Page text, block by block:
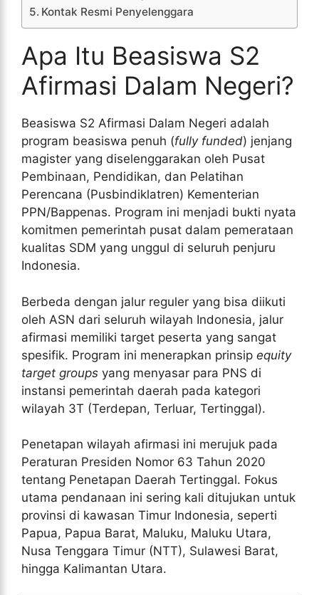
Kontak Resmi Penyelenggara
Apa Itu Beasiswa S2
Afirmasi Dalam Negeri?
Beasiswa S2 Afirmasi Dalam Negeri adalah
program beasiswa penuh (fully funded) jenjang
magister yang diselenggarakan oleh Pusat
Pembinaan, Pendidikan, dan Pelatihan
Perencana (Pusbindiklatren) Kementerian
PPN/Bappenas. Program ini menjadi bukti nyata
komitmen pemerintah pusat dalam pemerataan
kualitas SDM yang unggul di seluruh penjuru
Indonesia.
Berbeda dengan jalur reguler yang bisa diikuti
oleh ASN dari seluruh wilayah Indonesia, jalur
afirmasi memiliki target peserta yang sangat
spesifik. Program ini menerapkan prinsip equity
target groups yang menyasar para PNS di
instansi pemerintah daerah pada kategori
wilayah 3T (Terdepan, Terluar, Tertinggal).
Penetapan wilayah afirmasi ini merujuk pada
Peraturan Presiden Nomor 63 Tahun 2020
tentang Penetapan Daerah Tertinggal. Fokus
utama pendanaan ini sering kali ditujukan untuk
provinsi di kawasan Timur Indonesia, seperti
Papua, Papua Barat, Maluku, Maluku Utara,
Nusa Tenggara Timur (NTT), Sulawesi Barat,
hingga Kalimantan Utara.